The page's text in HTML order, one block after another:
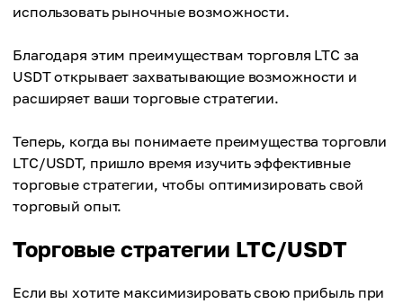
использовать рыночные возможности.
Благодаря этим преимуществам торговля LTC за
USDT открывает захватывающие возможности и
расширяет ваши торговые стратегии.
Теперь, когда вы понимаете преимущества торговли
LTC/USDT, пришло время изучить эффективные
торговые стратегии, чтобы оптимизировать свой
торговый опыт.
Торговые стратегии LTC/USDT
Если вы хотите максимизировать свою прибыль при